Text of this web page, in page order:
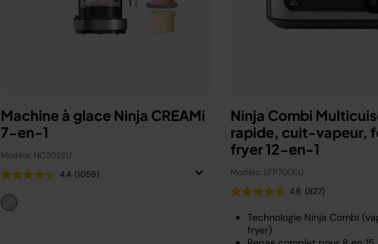
Machine à glace Ninja CREAMi
7-en-1
Modèle: NC302EU
4.4 (1059)
Ninja Combi
rapide, cuit-vapeur,
fryer 12-en-1
Modèle: SFP700EU
4.6 (827)
Technologie Ninja Combi
fryer)